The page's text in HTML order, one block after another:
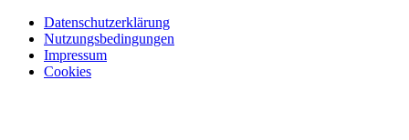
Datenschutzerklärung
Nutzungsbedingungen
Impressum
Cookies